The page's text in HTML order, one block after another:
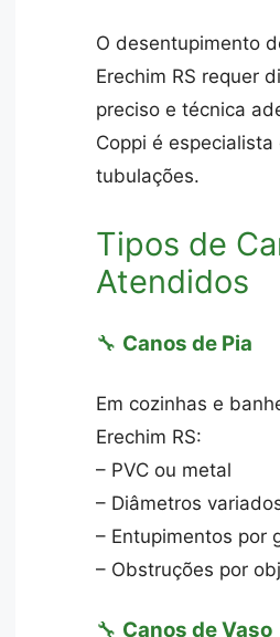
O desentupimento
Erechim RS requer
preciso e técnica
Coppi é especialista
tubulações.
Tipos de
Atendidos
🔧 Canos de Pia
Em cozinhas e
Erechim RS:
– PVC ou metal
– Diâmetros
– Entupimentos por
– Obstruções por
🔧 Canos de Vaso